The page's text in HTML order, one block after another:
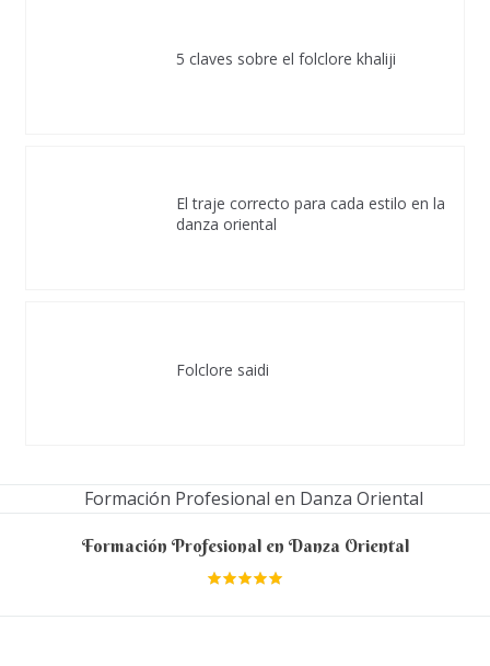
5 claves sobre el folclore khaliji
El traje correcto para cada estilo en la
danza oriental
Folclore saidi
Formación Profesional en Danza Oriental